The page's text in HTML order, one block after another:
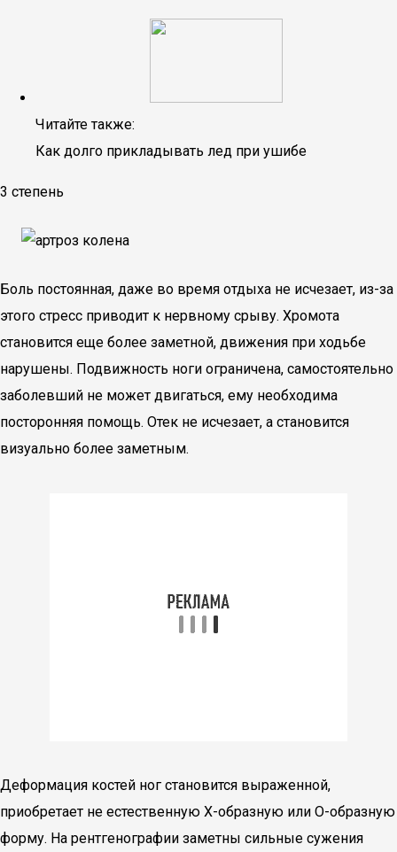
Читайте также:
Как долго прикладывать лед при ушибе
3 степень
Боль постоянная, даже во время отдыха не исчезает, из-за
этого стресс приводит к нервному срыву. Хромота
становится еще более заметной, движения при ходьбе
нарушены. Подвижность ноги ограничена, самостоятельно
заболевший не может двигаться, ему необходима
посторонняя помощь. Отек не исчезает, а становится
визуально более заметным.
Деформация костей ног становится выраженной,
приобретает не естественную Х-образную или О-образную
форму. На рентгенографии заметны сильные сужения